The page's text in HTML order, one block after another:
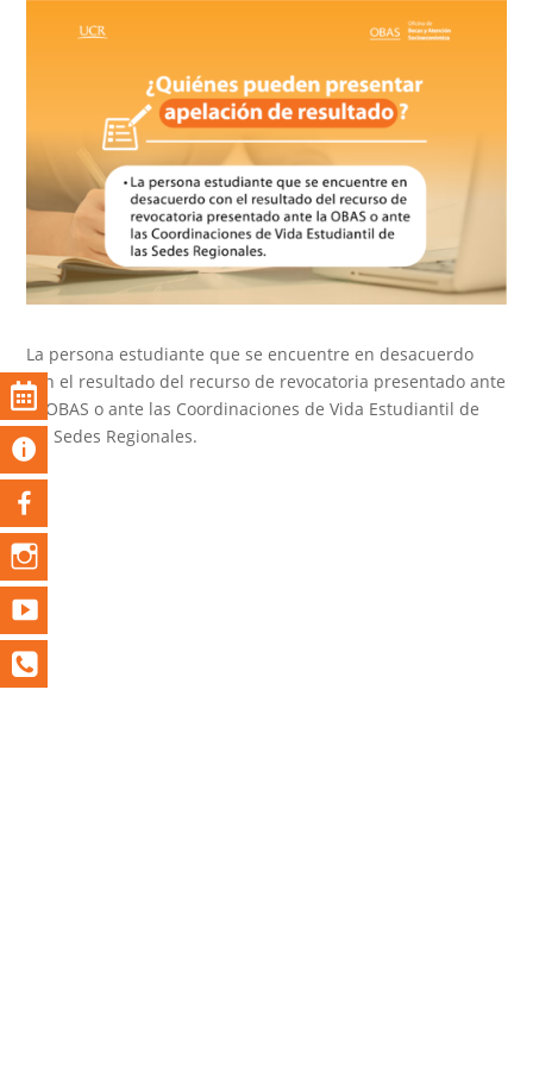
La persona estudiante que se encuentre en desacuerdo
con el resultado del recurso de revocatoria presentado ante
la OBAS o ante las Coordinaciones de Vida Estudiantil de
las Sedes Regionales.